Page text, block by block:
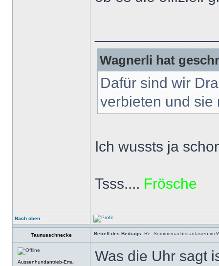
Wagnerli hat
Dafür sind wir
verbieten und sie
Ich wussts ja
Tsss.... Frösche
Nach oben
Taunusschnecke Betreff des Beitrags: Re: Sommernachtsfantasien im
Aussenhundantrieb-Emu
Was die Uhr sagt